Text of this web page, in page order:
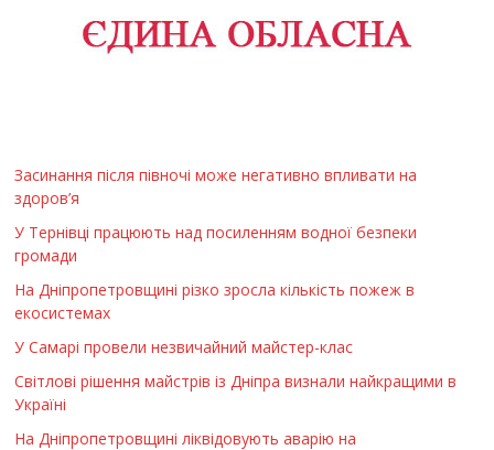
Засинання після півночі може негативно впливати на
здоров’я
У Тернівці працюють над посиленням водної безпеки
громади
На Дніпропетровщині різко зросла кількість пожеж в
екосистемах
У Самарі провели незвичайний майстер-клас
Світлові рішення майстрів із Дніпра визнали найкращими в
Україні
На Дніпропетровщині ліквідовують аварію на